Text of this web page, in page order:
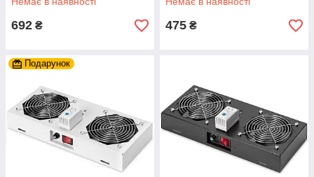
692 ₴ 475 ₴
Подарунок